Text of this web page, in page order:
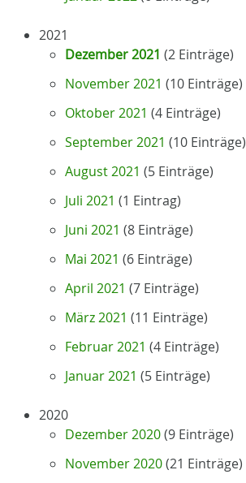
2021
Dezember 2021 (2 Einträge)
November 2021 (10 Einträge)
Oktober 2021 (4 Einträge)
September 2021 (10 Einträge)
August 2021 (5 Einträge)
Juli 2021 (1 Eintrag)
Juni 2021 (8 Einträge)
Mai 2021 (6 Einträge)
April 2021 (7 Einträge)
März 2021 (11 Einträge)
Februar 2021 (4 Einträge)
Januar 2021 (5 Einträge)
2020
Dezember 2020(9 Einträge)
November 2020(21 Einträge)